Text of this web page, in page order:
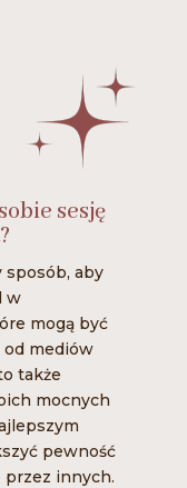
sesję
sposób, aby
w
mogą być
mediów
także
mocnych
pewność
innych.